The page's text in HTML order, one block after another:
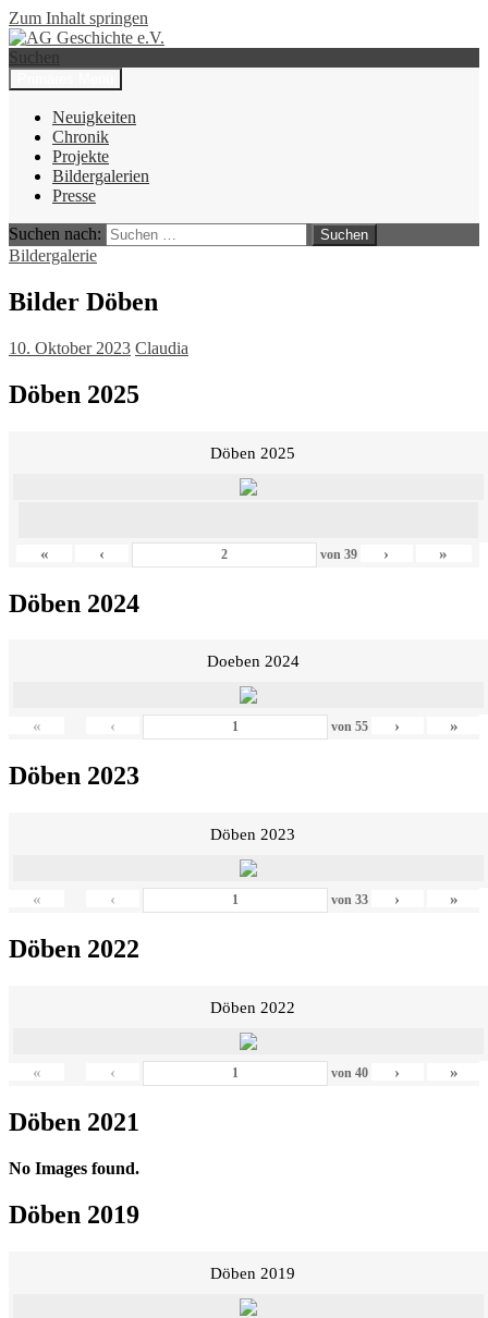
Zum Inhalt springen
AG Geschichte e.V.
Suchen
Neuigkeiten
Chronik
Projekte
Bildergalerien
Presse
Suchen nach:
Bildergalerie
Bilder Döben
10. Oktober 2023 Claudia
Döben 2025
Döben 2025
« ‹ von 39 › »
Döben 2024
Doeben 2024
« ‹ von 55 › »
Döben 2023
Döben 2023
« ‹ von 33 › »
Döben 2022
Döben 2022
« ‹ von 40 › »
Döben 2021
No Images found.
Döben 2019
Döben 2019